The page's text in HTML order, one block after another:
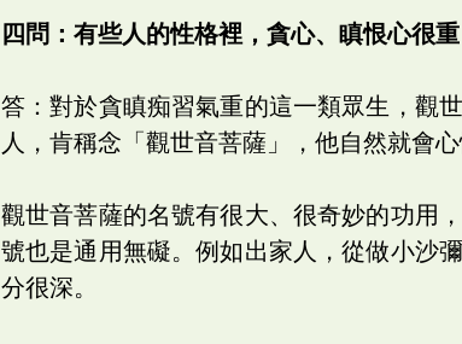
四問：有些人的性格裡，貪心、瞋恨心很
答：對於貪瞋痴習氣重的這一類眾生，觀
人，肯稱念「觀世音菩薩」，他自然就會
觀世音菩薩的名號有很大、很奇妙的功用
號也是通用無礙。例如出家人，從做小沙
分很深。